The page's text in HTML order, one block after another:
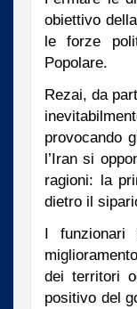
obiettivo
le forze
Popolare.
Rezai, da
provocando
l’Iran si
ragioni: la
dietro il
I funzionari
dei territori
positivo del